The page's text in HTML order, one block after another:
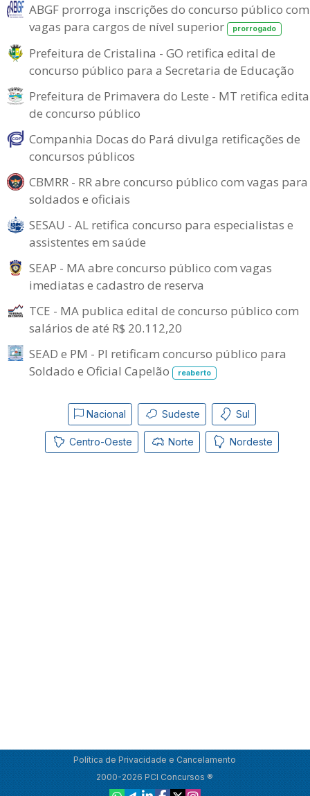
ABGF prorroga inscrições do concurso público com
vagas para cargos de nível superior
prorrogado
Prefeitura de Cristalina - GO retifica edital de
concurso público para a Secretaria de Educação
Prefeitura de Primavera do Leste - MT retifica
de concurso público
Companhia Docas do Pará divulga retificações de
concursos públicos
CBMRR - RR abre concurso público com vagas para
soldados e oficiais
SESAU - AL retifica concurso para especialistas e
assistentes em saúde
SEAP - MA abre concurso público com vagas
imediatas e cadastro de reserva
TCE - MA publica edital de concurso público com
salários de até R$ 20.112,20
SEAD e PM - PI retificam concurso público para
Soldado e Oficial Capelão
reaberto
Nacional Sudeste Sul
Centro-Oeste Norte Nordeste
Política de Privacidade e Cancelamento
2000-2026 PCI Concursos ®